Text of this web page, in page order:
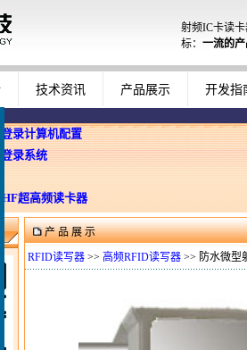
射频IC卡读
标： 一流的
技术资讯 产品展示 开发指
录计算机配置
录系统
超高频读卡器
产 品 展 示
RFID读写器 >> 高频RFID读写器 >> 防水微型